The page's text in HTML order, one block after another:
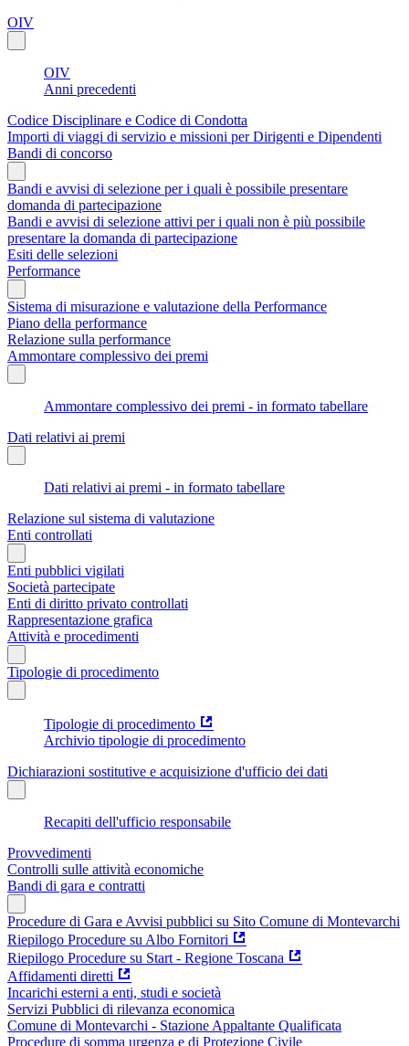
OIV
OIV
Anni precedenti
Codice Disciplinare e Codice di Condotta
Importi di viaggi di servizio e missioni per Dirigenti e Dipendenti
Bandi di concorso
Bandi e avvisi di selezione per i quali è possibile presentare
domanda di partecipazione
Bandi e avvisi di selezione attivi per i quali non è più possibile
presentare la domanda di partecipazione
Esiti delle selezioni
Performance
Sistema di misurazione e valutazione della Performance
Piano della performance
Relazione sulla performance
Ammontare complessivo dei premi
Ammontare complessivo dei premi - in formato tabellare
Dati relativi ai premi
Dati relativi ai premi - in formato tabellare
Relazione sul sistema di valutazione
Enti controllati
Enti pubblici vigilati
Società partecipate
Enti di diritto privato controllati
Rappresentazione grafica
Attività e procedimenti
Tipologie di procedimento
Tipologie di procedimento
Archivio tipologie di procedimento
Dichiarazioni sostitutive e acquisizione d'ufficio dei dati
Recapiti dell'ufficio responsabile
Provvedimenti
Controlli sulle attività economiche
Bandi di gara e contratti
Procedure di Gara e Avvisi pubblici su Sito Comune di Montevarchi
Riepilogo Procedure su Albo Fornitori
Riepilogo Procedure su Start - Regione Toscana
Affidamenti diretti
Incarichi esterni a enti, studi e società
Servizi Pubblici di rilevanza economica
Comune di Montevarchi - Stazione Appaltante Qualificata
Procedure di somma urgenza e di Protezione Civile